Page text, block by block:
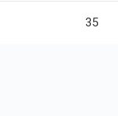
35